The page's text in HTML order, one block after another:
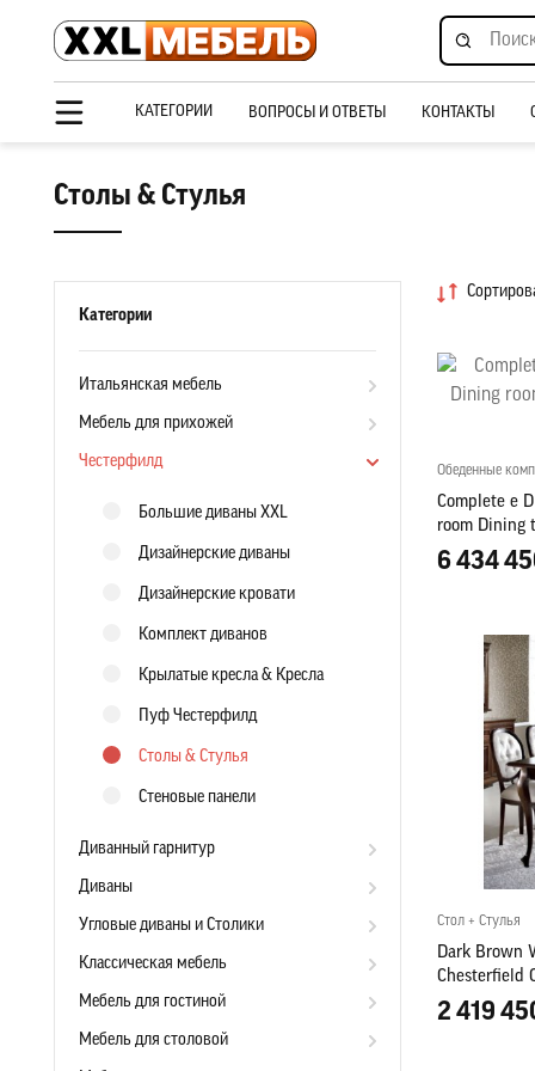
КАТЕГОРИИ ВОПРОСЫ И ОТВЕТЫ КОНТАКТЫ
Столы & Стулья
Категории
Итальянская мебель
Мебель для прихожей
Честерфилд
Большие диваны XXL
Дизайнерские диваны
Дизайнерские кровати
Комплект диванов
Крылатые кресла & Кресла
Пуф Честерфилд
Столы & Стулья
Стеновые панели
Диванный гарнитур
Диваны
Угловые диваны и Столики
Классическая мебель
Мебель для гостиной
Мебель для столовой
Обеденные
Complete e
room Dining
6 434
Стол + Стулья
Dark Brown
Chesterfield
2 419